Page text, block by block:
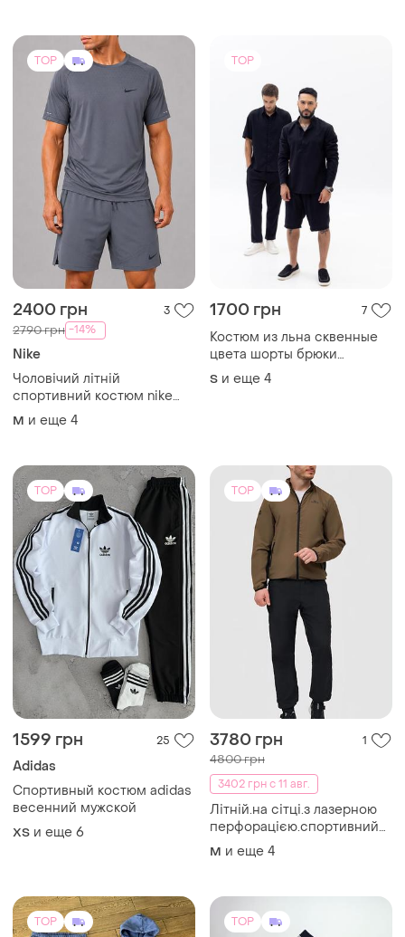
TOP
2400 грн 3
2790 грн -14%
Nike
Чоловічий літній
спортивний костюм nike
dri-fit футболка +
шорти,синтетика/графіт
M и еще 4
TOP
1700 грн 7
Костюм из льна cквенные
цвета шорты брюки
тенниска рубашка сша
мужской набор
S и еще 4
TOP
1599 грн 25
Adidas
Спортивный костюм adidas
весенний мужской
XS и еще 6
TOP
3780 грн 1
4800 грн
3402 грн с 11 авг.
Літній.на сітці.з лазерною
перфорацією.спортивний
костюм avecs коричневий
M и еще 4
TOP TOP